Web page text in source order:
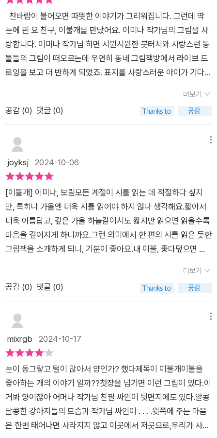
사람에게만 느껴지는 털의 촉감, 따뜻한 체온, 발바닥의 꼬순내까
지 힐링하기에 너무 완벽한 그림책이었다. 나와 이름이 같은 작가
님이라 더 친근감이 느껴졌고, 작가님의 네 가지 그림책 모두 읽
고 따뜻한 세상과 소통하려고 노력하겠다.
찬바람이 불어오면 따뜻한 이야기가 그리워집니다. 그런데 딱
눈에 띈 요 친구, 이불개를 만났어요. 이미나 작가님의 그림을 사
랑합니다. 이미나 작가님 하면 시원시원한 붓터치와 사랑스런 동
물들의 그림이 떠오르는데 우연히 동네 그림책방에서 라이브 드
로잉을 보고 더 반하게 되었죠. 표지를 사랑스러운 아이가 기다리
요. 그러고보니 여름 이불에서 이제 포근한 이불로 바꿔줘야하는
데~ 이 녀석 안고 있으면 찬바람도 두렵지 않을거 같다 했더니~
하나둘씩 모여드는데~ 이 말이 왜이리 좋은것인가. 오소소~~
음도 아프기만 하지 않을듯한 느낌. 이불개가 있어서 그런걸까요.
하게 변화하는 것이~ 따스한 털만큼이나 따스한 마음을 가지고
있는 아이인가봐요.오소소1. 작은 물건이 소복하게 쏟아지는 모
양.2. 바람에 작은 나뭇잎 따위가 많이 떨어지는 소리. 또는 그 모
양.네이버 국어사전 그런데!!! 이불개에게서 이불을 거둬간다구
요? 갑자기 털을 박박 일어버리는 야속한 손.그럼 이제 어쩌죠?
언제든 턱 하니 내어주던 저 품을 그리워하는 이들이 많을 것 같
은데요.이 장면 나오자마자 아이는'아~ 안돼! 털을 왜 깎아 ~~~
손으로 보이는데~ 그에게는 털이 너무 번잡스러웠을까요? 이 책
은 '제법 바람이 찬데~' 하고 느껴지는 순간부터 올 겨울 내내 함
께 읽고 싶은 책이에요.그리고 스포 아닌 스포를 하자면 끝까지
따수운 이야기입니다.그러니 걱정말고 함께 보세요.품을 내주고
싶은 이들과 가까이서 숨을 느끼면서 말이죠! 뒷표지의 이불개!
처음부터 마지막까지 따뜻하고 사랑스러운 책이에요.*이글은 제
이포럼 서평단으로 참여하여 작성한 글입니다.
더보기
공감 (0) 댓글 (0)
joyksj 2024-10-06
[이불개] 이미나, 보림모든 계절이 시를 읽는 데 적절하다 싶지
만, 특히나 가을엔 더욱 시를 읽어야 하지 않나 생각해요.짧아서
더욱 아름답고, 깊은 가을 하늘같이시도 짧지만 읽으면 읽을수록
마음을 깊어지게 하니까요.그런 의미에서 한 편의 시를 읽은 듯한
그림책을 소개하게 되니, 기분이 좋아요.내 이불, 좋다덮으면 따
눈 내리는 날에도오소소 마음이 시려 오는 외로운 날에도내 이불,
얼마든지 빌려줄게.(중략)이런 날에는 역시 이불만 한 게 없지.쿨
이 책은 시처럼 낭독으로 들려주면 참 좋을 것 같아요.그런 다음
이제 그림도 한번 보실까요?이 눈 땡글이 개가 주인공이고, 글을
자기 털이 이불이고, 참 좋대요. 저 이불을 덮는다면 호텔 이불 저
리가라 일 것 같아요. ^^그죠 그죠...추운 날에는 따뜻한 이불인거
죠.이불 속에서 귤 까먹고, 이불 속에서 만화책 보며...캬~~~한
이불 속으로 옹기종기 파고들던...맞다, 맞아~ 이불 저런 역할도
하죠 ㅜㅜ자신의 이불, 얼마든지 빌려준다는 이 이불개넘 사랑스
더보기
공감 (0) 댓글 (0)
mixrgb 2024-10-17
눈이 동그랗고 털이 많아서 양인가? 했다제목이 이불개이불을
좋아하는 개의 이야기 일까??첫장을 넘기면 이런 그림이 있다.이
거봐 양이잖아 어머나 작가님 친필 싸인이 뒷면지에도 있다.알콩
달콩한 강아지들의 모습과 작가님 싸인이 . . . .윗쪽에 주는 마음
은 한번 태어나면 사라지지 않고 이곳에서 저곳으로,우리가 사는